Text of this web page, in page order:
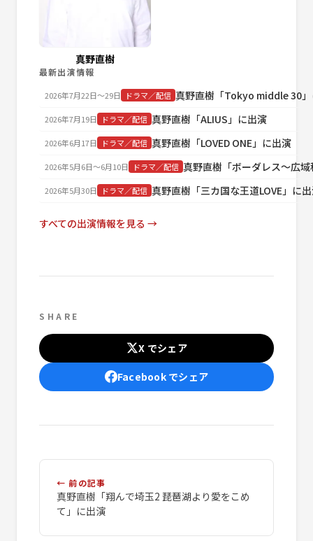
真野直樹
最新出演情報
2026年7月22日〜29日 ドラマ／配信 真野直樹「Tokyo middle 30
2026年7月19日 ドラマ／配信 真野直樹「ALIUS」に出演
2026年6月17日 ドラマ／配信 真野直樹「LOVED ONE」に出演
2026年5月6日〜6月10日 ドラマ／配信 真野直樹「ボーダレス～広
2026年5月30日 ドラマ／配信 真野直樹「三カ国な王道LOVE」に
すべての出演情報を見る →
SHARE
X でシェア
Facebook でシェア
← 前の記事
真野直樹「翔んで埼玉2 琵琶湖より愛をこめ
て」に出演